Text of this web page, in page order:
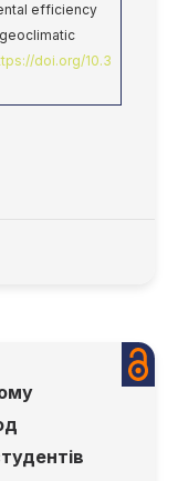
efficiency
doi.org/10.3